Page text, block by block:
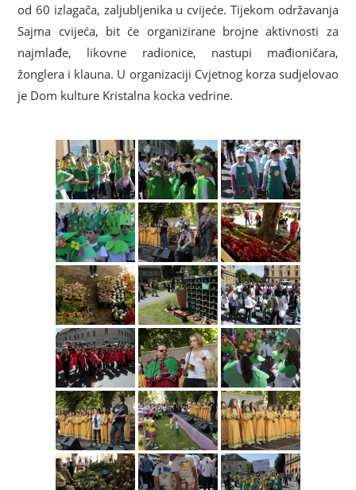
od 60 izlagača, zaljubljenika u cvijeće. Tijekom održavanja
Sajma cvijeća, bit će organizirane brojne aktivnosti za
najmlađe, likovne radionice, nastupi mađioničara,
žonglera i klauna. U organizaciji Cvjetnog korza sudjelovao
je Dom kulture Kristalna kocka vedrine.